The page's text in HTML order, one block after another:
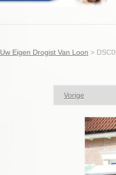
Uw Eigen Drogist Van Loon >
Vorige